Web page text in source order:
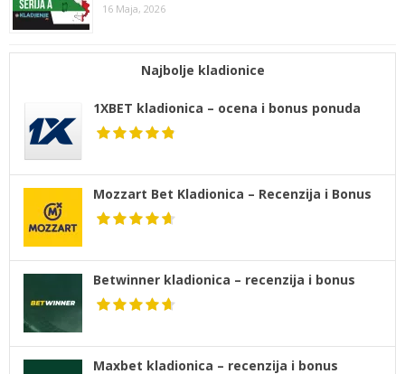
16 Maja, 2026
Najbolje kladionice
1XBET kladionica – ocena i bonus ponuda
Mozzart Bet Kladionica – Recenzija i Bonus
Betwinner kladionica – recenzija i bonus
Maxbet kladionica – recenzija i bonus